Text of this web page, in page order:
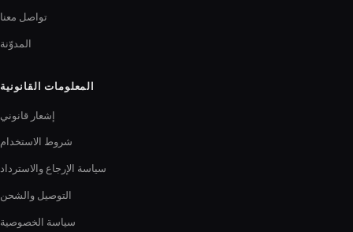
تواصل معنا
المدوّنة
المعلومات القانونية
إشعار قانوني
شروط الاستخدام
سياسة الإرجاع والاسترداد
التوصيل والشحن
سياسة الخصوصية